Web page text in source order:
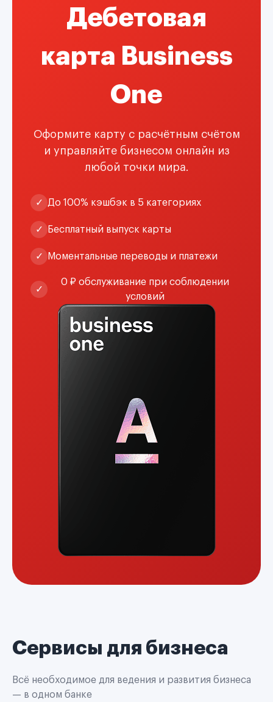
Дебетовая
карта Business
One
Оформите карту с расчётным счётом
и управляйте бизнесом онлайн из
любой точки мира.
✓ До 100% кэшбэк в 5 категориях
✓ Бесплатный выпуск карты
✓ Моментальные переводы и платежи
✓
0 ₽ обслуживание при соблюдении
условий
Сервисы для бизнеса
Всё необходимое для ведения и развития бизнеса
— в одном банке